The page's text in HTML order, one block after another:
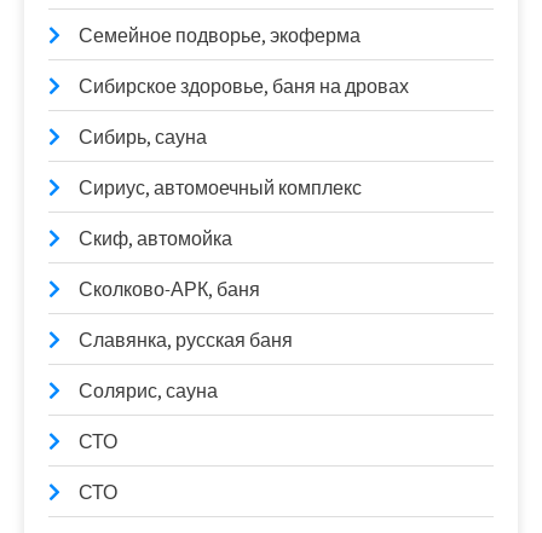
Семейное подворье, экоферма
Сибирское здоровье, баня на дровах
Сибирь, сауна
Сириус, автомоечный комплекс
Скиф, автомойка
Сколково-АРК, баня
Славянка, русская баня
Солярис, сауна
СТО
СТО